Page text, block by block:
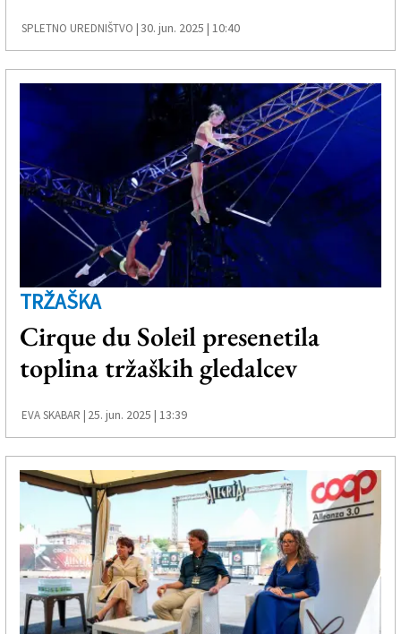
SPLETNO UREDNIŠTVO |30. jun. 2025 | 10:40
TRŽAŠKA
Cirque du Soleil presenetila
toplina tržaških gledalcev
EVA SKABAR | 25. jun. 2025 | 13:39